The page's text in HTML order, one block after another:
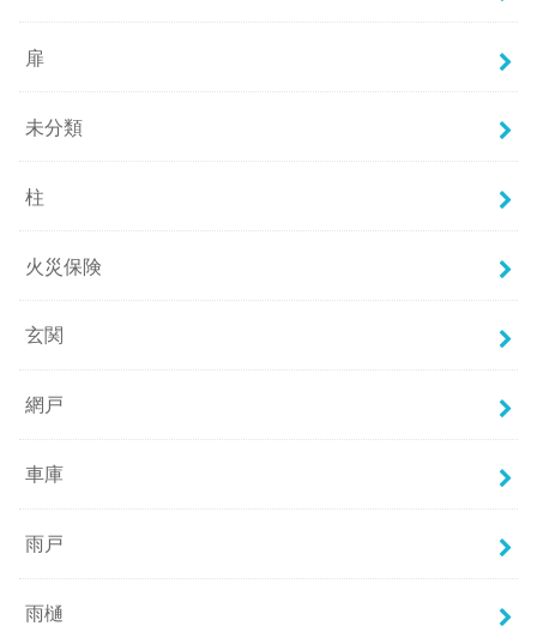
扉
未分類
柱
火災保険
玄関
網戸
車庫
雨戸
雨樋